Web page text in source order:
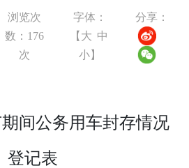
浏览次
数： 176
次
字体：
【 大 中
小】
分享：
期间公务用车封存情况
登记表